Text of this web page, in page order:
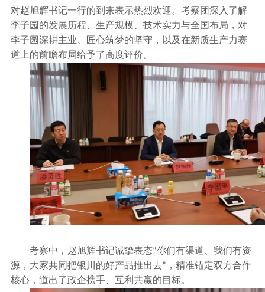
对赵旭辉书记一行的到来表示热烈欢迎。考察团深入了解
李子园的发展历程、生产规模、技术实力与全国布局，对
李子园深耕主业、匠心筑梦的坚守，以及在新质生产力赛
道上的前瞻布局给予了高度评价。
考察中，赵旭辉书记诚挚表态“你们有渠道、我们有资
源，大家共同把银川的好产品推出去” ，精准锚定双方合作
核心，道出了政企携手、互利共赢的目标。